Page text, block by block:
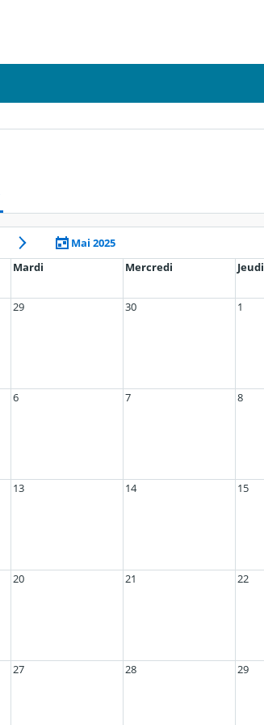
Mai 2025
Mardi Mercredi Jeudi
29 30 1
6 7 8
13 14 15
20 21 22
27 28 29